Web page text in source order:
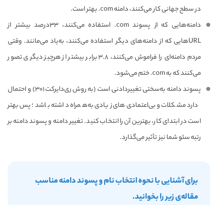
در سطح جهانی کار می‌کنند، دامنه com. بهتر است.
دامنه‌هایی که از پسوند com. استفاده می‌کنند، ۳۳درصد بیشتر از
URLهایی که از دامنه‌های دیگر استفاده می‌کنند، به‌یاد‌ می‌مانند. وقتی
مردم دامنه‌ای را فراموش می‌کنند، ۳.۸ برابر بیشتر از هر‌چیز دیگری تصور
می‌کنند که به com. ختم می‌شود.
پسوند دامنه به‌سختی تغییردادنی است (به روش ر‌ی‌دایرکت ۳۰۱) و احتمال
دارد مشکلات و بی‌اعتمادی‌های زیادی به‌همراه داشته باشد؛ پس بهتر
است در ابتدای کار، بهترین آن را انتخاب کنید. تغییر دامنه و پسوند دامنه بر
رتبه سئو شما نیز تأثیر می‌گذارد.
برای آشنایی با نحوه انتخاب نام و پسوند دامنه مناسب
مقاله‌ی زیر را بخوانید.